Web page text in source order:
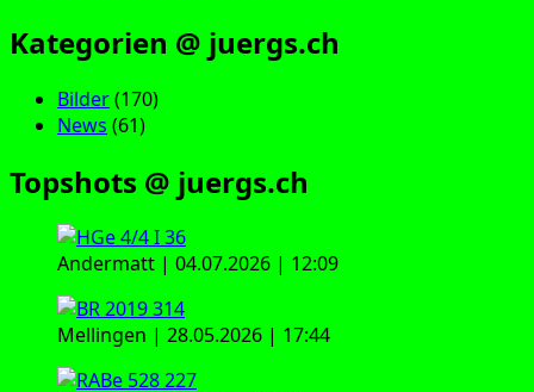
Kategorien @ juergs.ch
Bilder(170)
News (61)
Topshots @ juergs.ch
Andermatt | 04.07.2026 | 12:09
Mellingen | 28.05.2026 | 17:44